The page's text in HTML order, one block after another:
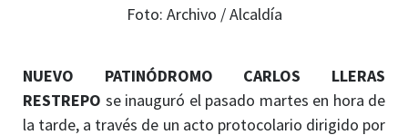
Foto: Archivo / Alcaldía
NUEVO PATINÓDROMO
CARLOS LLERAS
RESTREPO se inauguró el pasado martes en hora de
la tarde, a través de un acto protocolario dirigido por